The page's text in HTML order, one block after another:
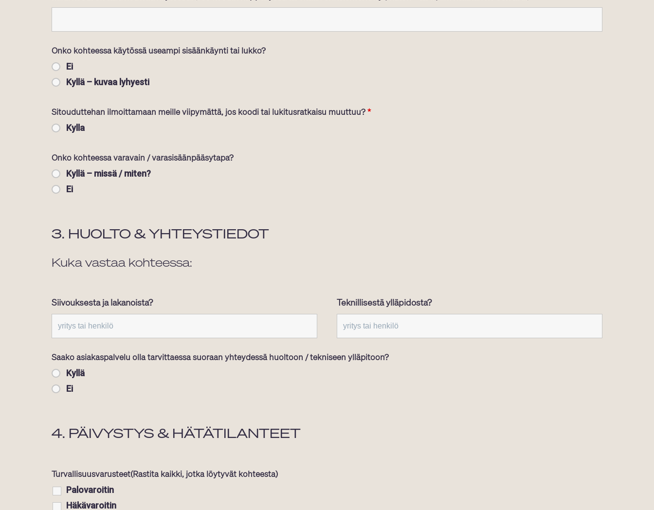
Onko kohteessa käytössä useampi sisäänkäynti tai lukko?
Ei
Kyllä – kuvaa lyhyesti
Sitouduttehan ilmoittamaan meille viipymättä, jos koodi tai lukitusratkaisu muuttuu?*
Kylla
Onko kohteessa varavain / varasisäänpääsytapa?
Kyllä – missä / miten?
Ei
3. HUOLTO & YHTEYSTIEDOT
Kuka vastaa kohteessa:
Siivouksesta ja lakanoista? Teknillisestä ylläpidosta?
Saako asiakaspalvelu olla tarvittaessa suoraan yhteydessä huoltoon / tekniseen ylläpitoon?
Kyllä
Ei
4. PÄIVYSTYS & HÄTÄTILANTEET
Turvallisuusvarusteet(Rastita kaikki, jotka löytyvät kohteesta)
Palovaroitin
Häkävaroitin